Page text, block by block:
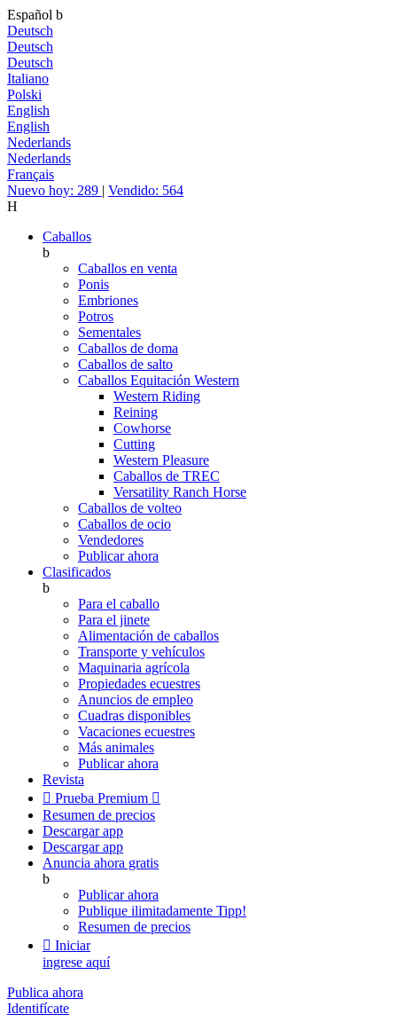
Español b
Deutsch
Deutsch
Deutsch
Italiano
Polski
English
English
Nederlands
Nederlands
Français
Nuevo hoy: 289 | Vendido: 564
H
Caballos
b
Caballos en venta
Ponis
Embriones
Potros
Sementales
Caballos de doma
Caballos de salto
Caballos Equitación Western
Western Riding
Reining
Cowhorse
Cutting
Western Pleasure
Caballos de TREC
Versatility Ranch Horse
Caballos de volteo
Caballos de ocio
Vendedores
Publicar ahora
Clasificados
b
Para el caballo
Para el jinete
Alimentación de caballos
Transporte y vehículos
Maquinaria agrícola
Propiedades ecuestres
Anuncios de empleo
Cuadras disponibles
Vacaciones ecuestres
Más animales
Publicar ahora
Revista
 Prueba Premium 
Resumen de precios
Descargar app
Descargar app
Anuncia ahora gratis
b
Publicar ahora
Publique ilimitadamente Tipp!
Resumen de precios
 Iniciar
ingrese aquí
Publica ahora
Identifícate